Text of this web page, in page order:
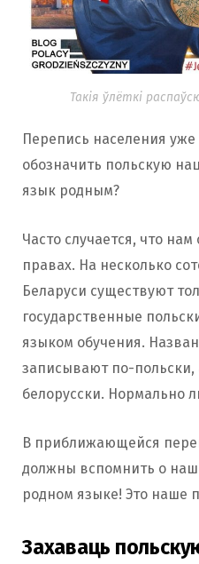
Такія ўлёткі
Перепись населения
обозначить польскую
язык родным?
Часто случается, что
правах. На несколько
Беларуси существуют
государственные
языком обучения.
записывают по-польски,
белорусски. Нормально
В приближающейся
должны вспомнить о
родном языке! Это наше
Захаваць